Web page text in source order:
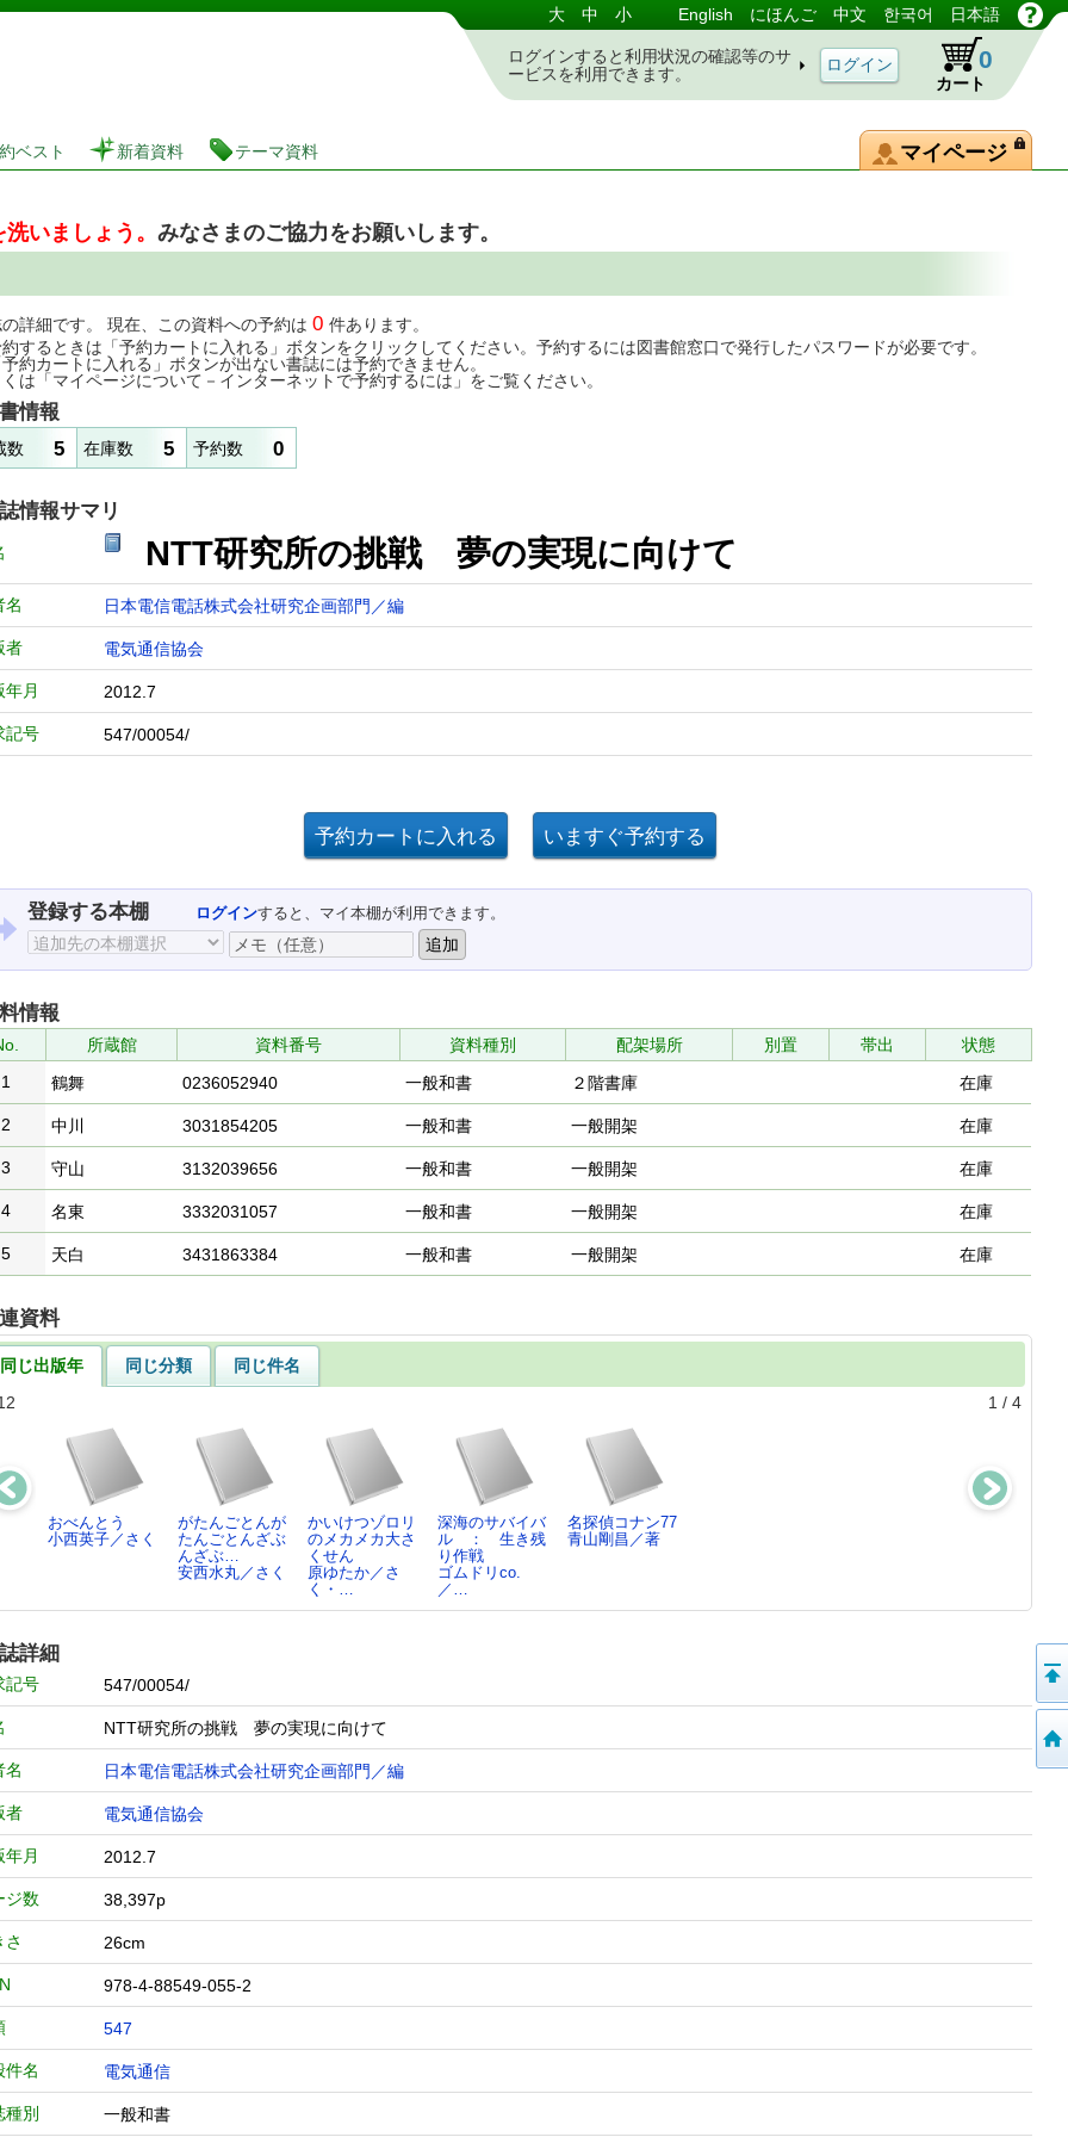
図書館 蔵書検索・予約システム 大 中 小 English にほんご 中文 한국어 日本語
ログインすると利用状況の確認等のサ
ービスを利用できます。
カート
0
ベスト 新着資料 テーマ資料 マイページ
いましょう。 みなさまのご協力をお願いします。
詳細です。 現在、この資料への予約は 0 件あります。
するときは「予約カートに入れる」ボタンをクリックしてください。予約するには図書館窓口で発行したパスワードが必要です。
約カートに入れる」ボタンが出ない書誌には予約できません。
は「マイページについて－インターネットで予約するには」をご覧ください。
情報
数 5 在庫数 5 予約数 0
情報サマリ
NTT研究所の挑戦 夢の実現に向けて
名 日本電信電話株式会社研究企画部門／編
者 電気通信協会
年月 2012.7
記号 547/00054/
登録する本棚 ログインすると、マイ本棚が利用できます。
情報
所蔵館 資料番号 資料種別 配架場所 別置 帯出
状態
1
鶴舞 0236052940 一般和書 ２階書庫 在庫
2 中川 3031854205 一般和書 一般開架 在庫
3 守山 3132039656 一般和書 一般開架 在庫
4 名東 3332031057 一般和書 一般開架 在庫
5 天白 3431863384 一般和書 一般開架 在庫
資料
同じ出版年 同じ分類
同じ件名
1 / 4
おべんとう
小西英子／さく
がたんごとんが
たんごとんざぶ
んざぶ…
安西水丸／さく
かいけつゾロリ
のメカメカ大さ
くせん
原ゆたか／さ
く・…
深海のサバイバ
ル ： 生き残
り作戦
ゴムドリco.
／…
名探偵コナン77
青山剛昌／著
詳細
記号 547/00054/
NTT研究所の挑戦 夢の実現に向けて
名 日本電信電話株式会社研究企画部門／編
者 電気通信協会
年月 2012.7
ジ数 38,397p
さ 26cm
978-4-88549-055-2
547
件名 電気通信
種別 一般和書